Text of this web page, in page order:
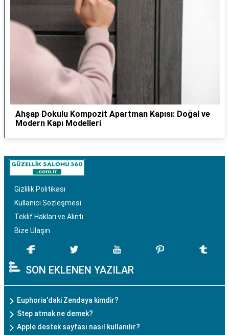
Ahşap Dokulu Kompozit Apartman Kapısı: Doğal ve
Modern Kapı Modelleri
Gizlilik Politikası
Kullanıcı Sözleşmesi
Teklif Hakları ve Alıntı
Bize Ulaşın
SON EKLENEN YAZILAR
Euphoria'daki Zendaya kimdir?
Step atmak ne demek?
Apple destek sayfası nasıl kullanılır?